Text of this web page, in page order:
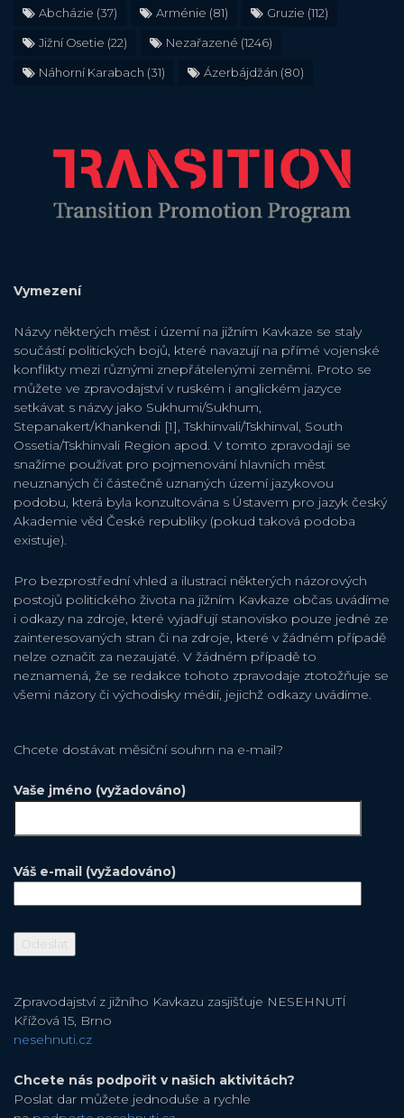
Abcházie (37) Arménie (81) Gruzie (112)
Jižní Osetie (22) Nezařazené (1246)
Náhorní Karabach (31) Ázerbájdžán (80)
Vymezení
Názvy některých měst i území na jižním Kavkaze se staly
součástí politických bojů, které navazují na přímé vojenské
konflikty mezi různými znepřátelenými zeměmi. Proto se
můžete ve zpravodajství v ruském i anglickém jazyce
setkávat s názvy jako Sukhumi/Sukhum,
Stepanakert/Khankendi [1], Tskhinvali/Tskhinval, South
Ossetia/Tskhinvali Region apod. V tomto zpravodaji se
snažíme používat pro pojmenování hlavních měst
neuznaných či částečně uznaných území jazykovou
podobu, která byla konzultována s Ústavem pro jazyk český
Akademie věd České republiky (pokud taková podoba
existuje).
Pro bezprostřední vhled a ilustraci některých názorových
postojů politického života na jižním Kavkaze občas uvádíme
i odkazy na zdroje, které vyjadřují stanovisko pouze jedné ze
zainteresovaných stran či na zdroje, které v žádném případě
nelze označit za nezaujaté. V žádném případě to
neznamená, že se redakce tohoto zpravodaje ztotožňuje se
všemi názory či východisky médií, jejichž odkazy uvádíme.
Chcete dostávat měsiční souhrn na e-mail?
Vaše jméno (vyžadováno)
Váš e-mail (vyžadováno)
Zpravodajství z jižního Kavkazu zasjišťuje NESEHNUTÍ
Křížová 15, Brno
nesehnuti.cz
Chcete nás podpořit v našich aktivitách?
Poslat dar můžete jednoduše a rychle